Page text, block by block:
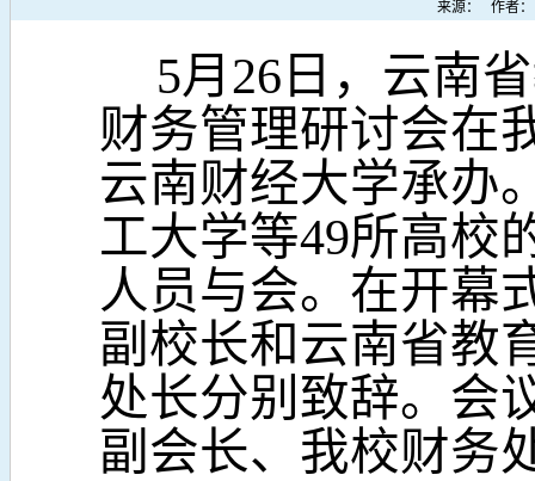
来源： 作者：
5月26日，云南
财务管理研讨会在
云南财经大学承办
工大学等49所高校
人员与会。在开幕
副校长和云南省教
处长分别致辞。会
副会长、我校财务